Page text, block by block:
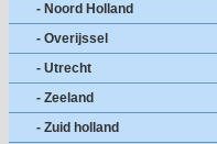
- Noord Holland
- Overijssel
- Utrecht
- Zeeland
- Zuid holland